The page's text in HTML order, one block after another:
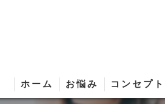
ホーム お悩み コンセプト